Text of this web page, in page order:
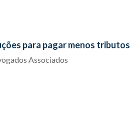
para pagar menos tributos
Associados